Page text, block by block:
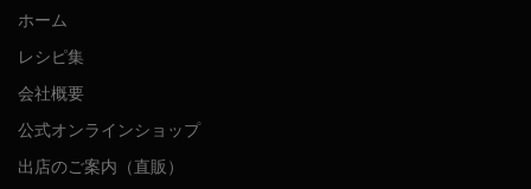
ホーム
レシピ集
会社概要
公式オンラインショップ
出店のご案内（直販）